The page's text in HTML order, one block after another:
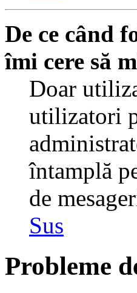
De ce când
îmi cere să
Doar
utilizatori
întamplă
de
Sus
Probleme